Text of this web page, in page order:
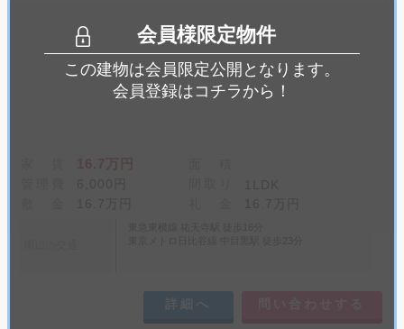
会員様限定物件
この建物は会員限定公開となります。
会員登録はコチラから！
詳細へ